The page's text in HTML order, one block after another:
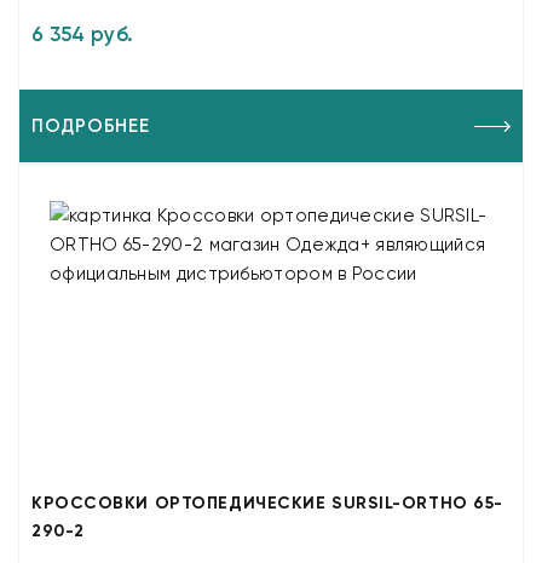
6 354 руб.
ПОДРОБНЕЕ
КРОССОВКИ ОРТОПЕДИЧЕСКИЕ SURSIL-ORTHO 65-
290-2